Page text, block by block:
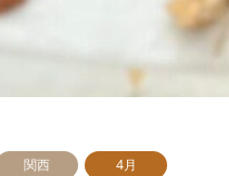
関西 4月